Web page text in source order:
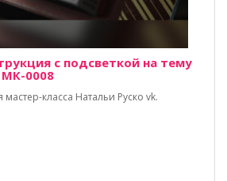
с подсветкой на тему
0008
класса Натальи Руско vk.